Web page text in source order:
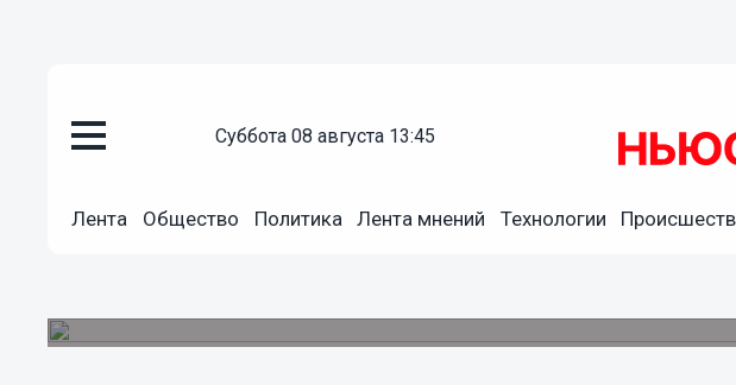
суббота 08 августа 13:45
Лента Общество Политика Лента мнений Технологии
Радиолокатор стоимостью 100 миллионов